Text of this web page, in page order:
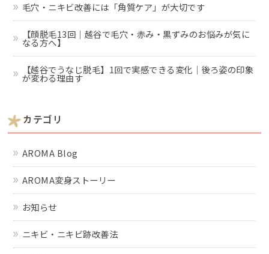
毛穴・ニキビ改善には「角質ケア」が大切です
【顔脱毛13回｜越谷で毛穴・赤み・黒ずみのお悩みが気に
なる方へ】
【越谷でうなじ脱毛】1回で実感できる変化｜後ろ姿の印象
が変わる理由す
カテゴリ
AROMA Blog
AROMA変身ストーリー
お知らせ
ニキビ・ニキビ跡改善法